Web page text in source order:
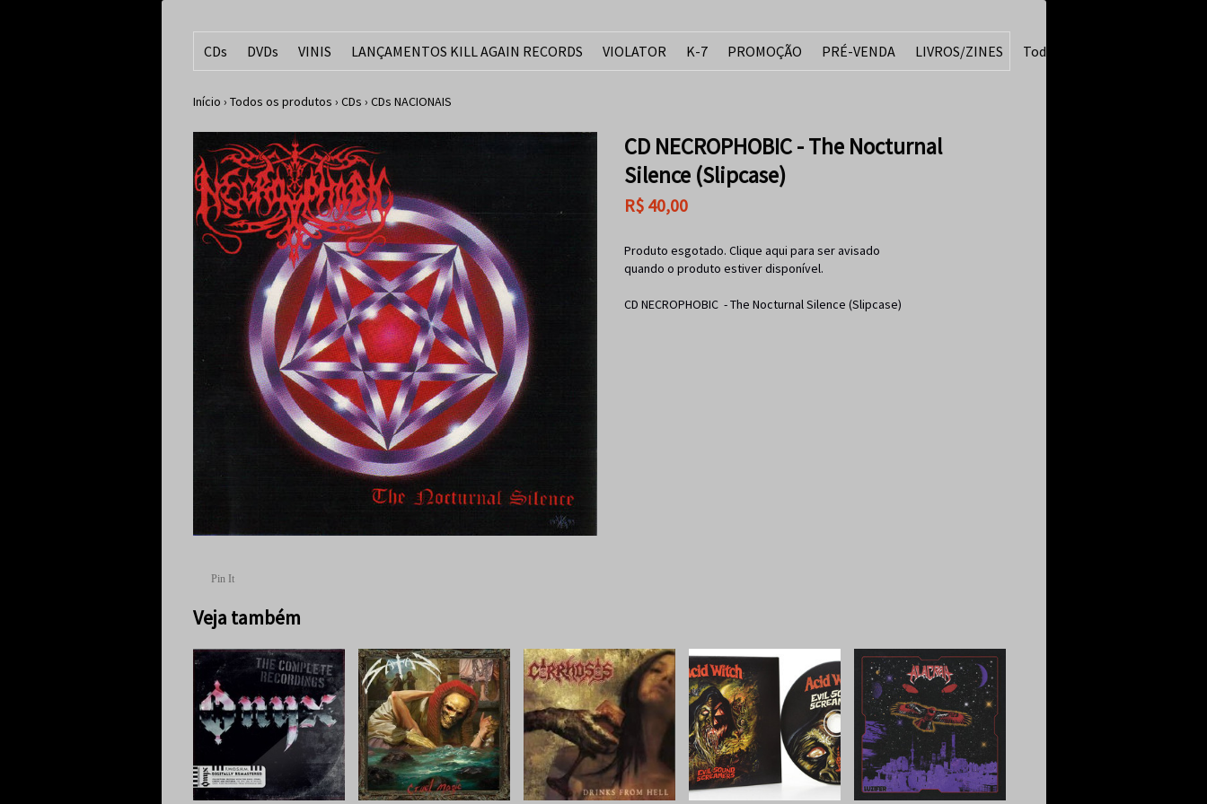
CDs DVDs VINIS LANÇAMENTOS KILL AGAIN RECORDS VIOLATOR K-7 PROMOÇÃO PRÉ-VENDA LIVROS/ZINES Todos
Início › Todos os produtos › CDs › CDs NACIONAIS
Pin It
CD NECROPHOBIC - The Nocturnal
Silence (Slipcase)
R$ 40,00
Produto esgotado. Clique aqui para ser avisado
quando o produto estiver disponível.
CD NECROPHOBIC - The Nocturnal Silence (Slipcase)
Veja também